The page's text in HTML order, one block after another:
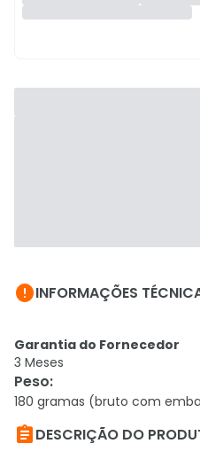
INFORMAÇÕES
Garantia do Fornecedor
3 Meses
Peso:
180 gramas (bruto com
DESCRIÇÃO DO